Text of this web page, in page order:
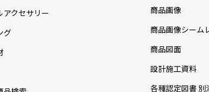
アクセサリー
グ
商品画像
商品画像シーム
商品図面
設計施工資料
各種認定図書 別